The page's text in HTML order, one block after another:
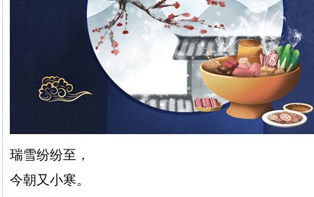
瑞雪纷纷至，
今朝又小寒。